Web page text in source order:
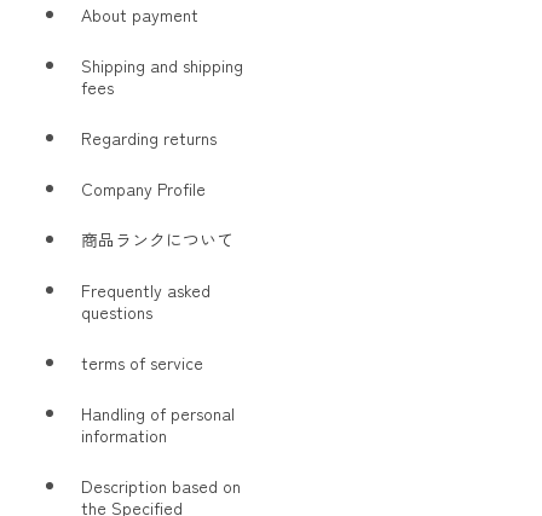
About payment
Shipping and shipping
fees
Regarding returns
Company Profile
商品ランクについて
Frequently asked
questions
terms of service
Handling of personal
information
Description based on
the Specified